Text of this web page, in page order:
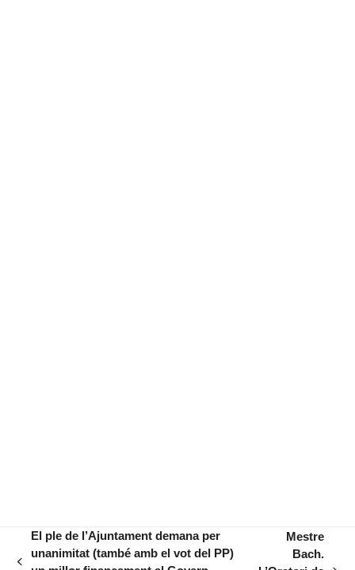
El ple de l’Ajuntament demana per
unanimitat (també amb el vot del PP)
Mestre
Bach.